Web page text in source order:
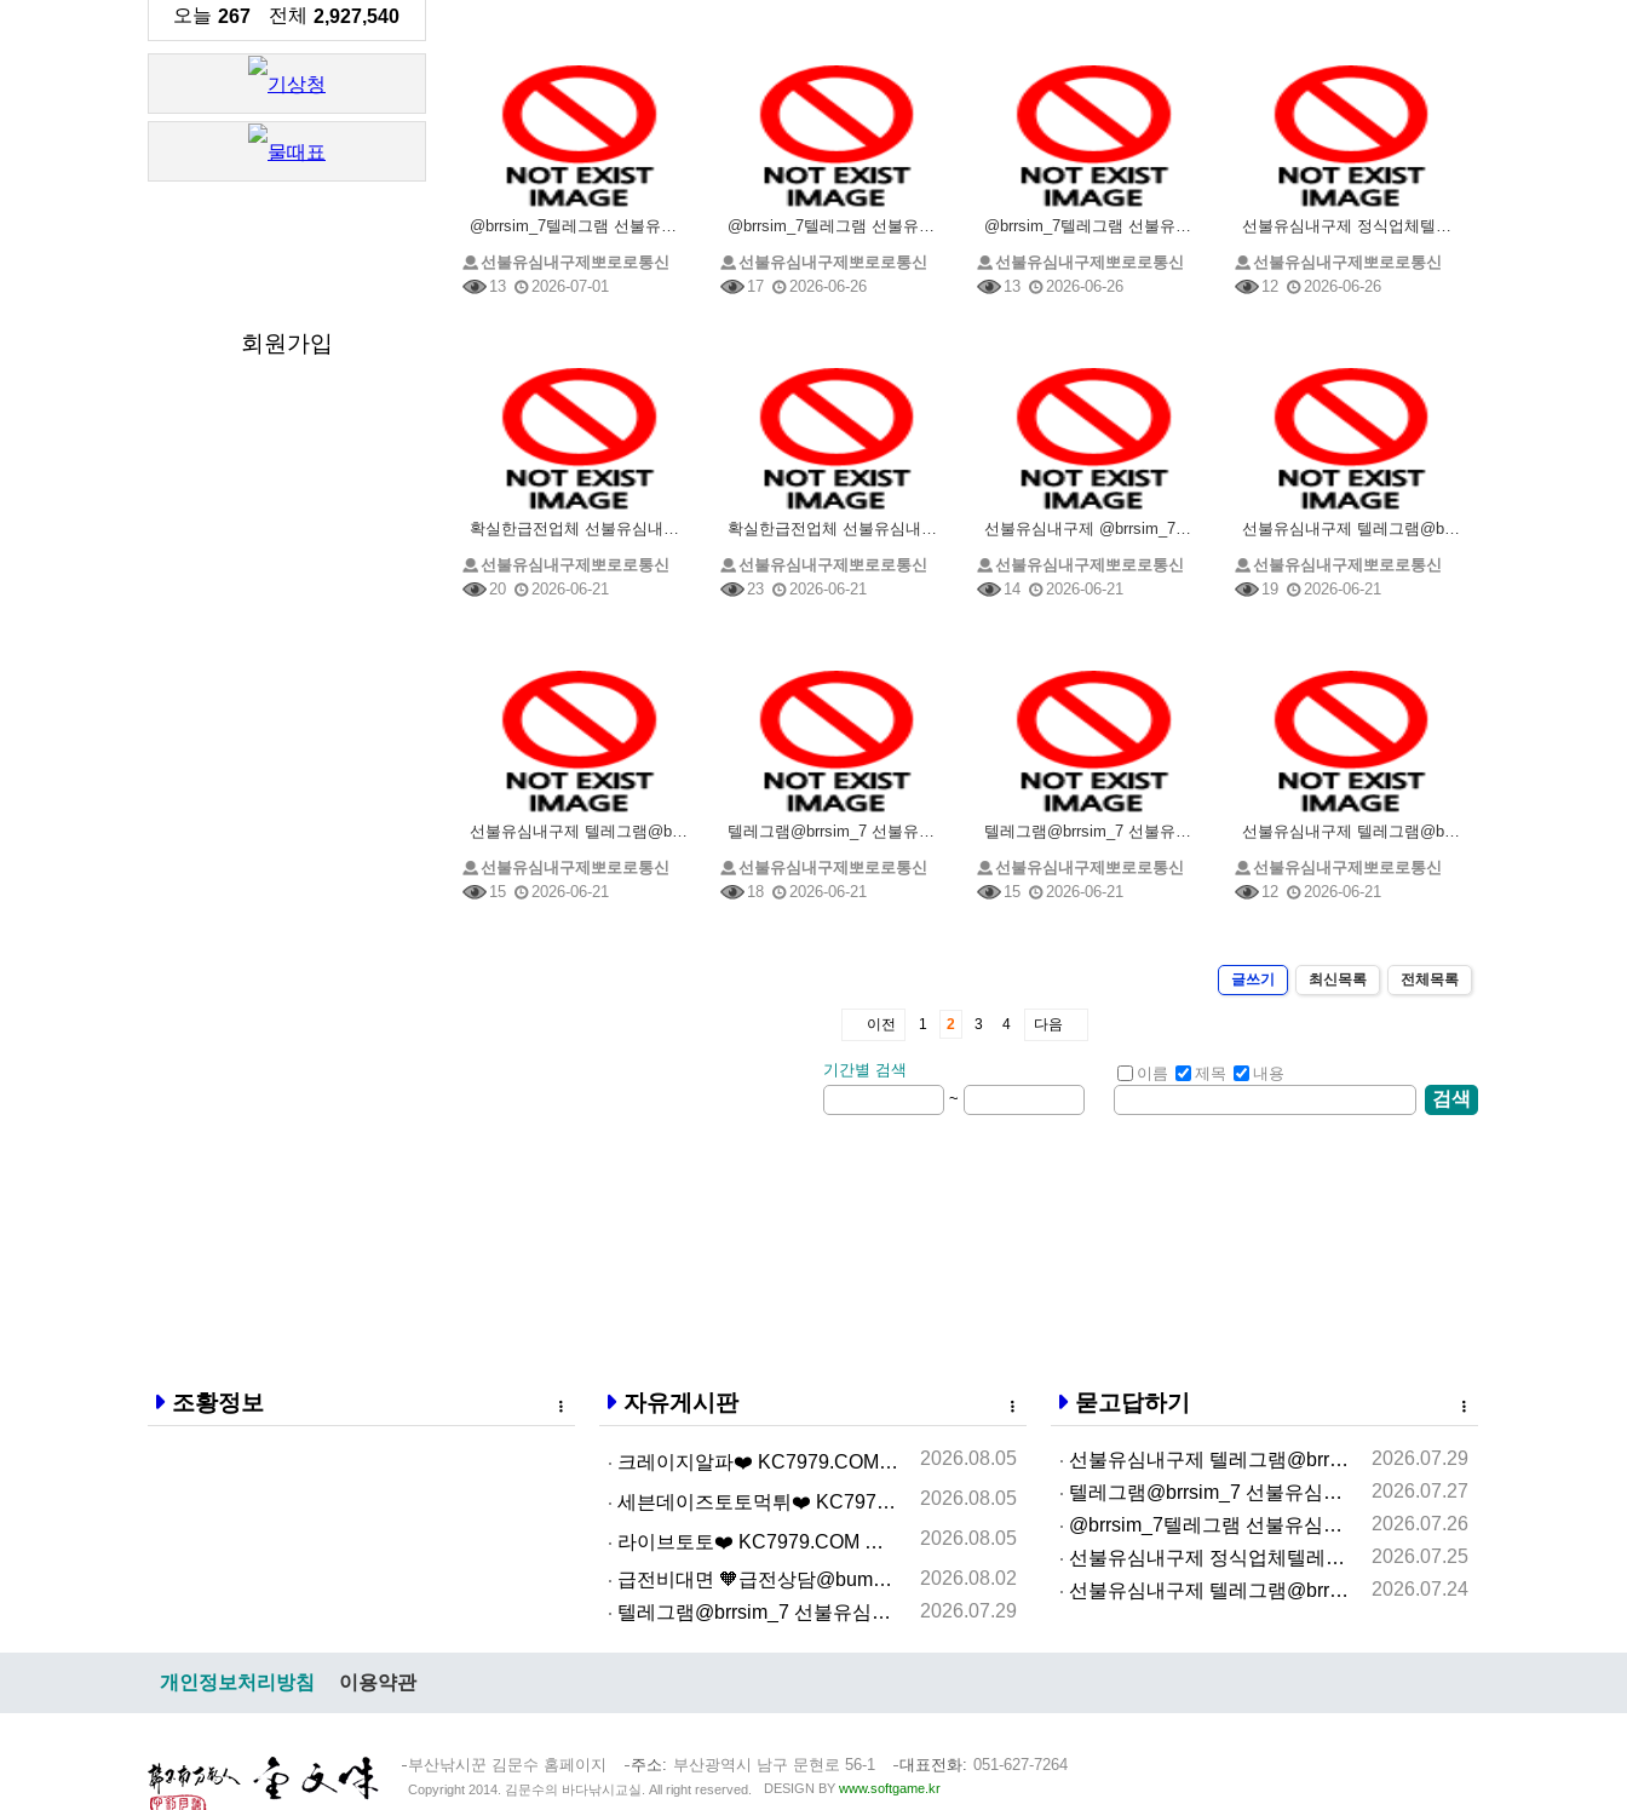
오늘 267 전체 2,927,540
회원가입
선불유심내구제뽀로로통신
13
2026-07-01
선불유심내구제뽀로로통신
17
2026-06-26
선불유심내구제뽀로로통신
13
2026-06-26
선불유심내구제뽀로로통신
12
2026-06-26
선불유심내구제뽀로로통신
20
2026-06-21
선불유심내구제뽀로로통신
23
2026-06-21
선불유심내구제뽀로로통신
14
2026-06-21
선불유심내구제 텔레그램@brrsim_7 선불유심매입 뽀로로통신 소액개인돈 급전 연체자바로소액급전 선
선불유심내구제뽀로로통신
19
2026-06-21
선불유심내구제뽀로로통신
15
2026-06-21
선불유심내구제뽀로로통신
18
2026-06-21
선불유심내구제뽀로로통신
15
2026-06-21
선불유심내구제 텔레그램@brrsim_7 선불유심매입 뽀로로통신 급전 모바일급전 저신용자비상금소액 유
선불유심내구제뽀로로통신
12
2026-06-21
글쓰기 최신목록 전체목록
이전 1 2 3 4 다음
기간별 검색
~
이름 제목 내용
검색
조황정보 자유게시판
크레이지알파❤️ KC7979.COM ❤️크레이지알파주소… 2026.08.05
세븐데이즈토­토먹­튀❤️ KC7979.COM ❤️슬­롯… 2026.08.05
라­이브토­토❤️ KC7979.COM ❤️온­라인카­지…
2026.08.05
급전비대면 🧡급전상담@bumbee2🧡 개인돈사고자 급전…
2026.08.02
텔레그램@brrsim_7 선불유심내구제 선불유심매입 뽀…
2026.07.29
묻고답하기
선불유심내구제 텔레그램@brrsim_7 선불유심매입 뽀…
2026.07.29
텔레그램@brrsim_7 선불유심내구제 선불유심매입 뽀…
2026.07.27
@brrsim_7텔레그램 선불유심내구제 급전 뽀로로통신…
2026.07.26
선불유심내구제 정식업체텔레그램@brrsim_7선불유심매…
2026.07.25
선불유심내구제 텔레그램@brrsim_7 선불유심매입 뽀…
2026.07.24
개인정보처리방침 이용약관
부산낚시꾼 김문수 홈페이지 주소 부산광역시 남구 문현로 56-1 대표전화 051-627-7264
Copyright 2014. 김문수의 바다낚시교실. All right reserved. DESIGN BY www.softgame.kr